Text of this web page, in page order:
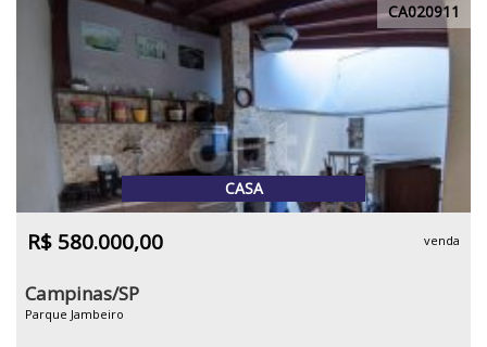
CA020911
CASA
R$ 580.000,00 venda
Campinas/SP
Parque Jambeiro